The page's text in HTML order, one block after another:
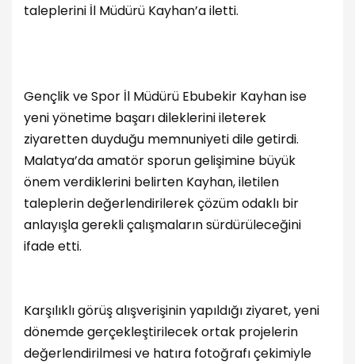
taleplerini İl Müdürü Kayhan’a iletti.
Gençlik ve Spor İl Müdürü Ebubekir Kayhan ise
yeni yönetime başarı dileklerini ileterek
ziyaretten duyduğu memnuniyeti dile getirdi.
Malatya’da amatör sporun gelişimine büyük
önem verdiklerini belirten Kayhan, iletilen
taleplerin değerlendirilerek çözüm odaklı bir
anlayışla gerekli çalışmaların sürdürüleceğini
ifade etti.
Karşılıklı görüş alışverişinin yapıldığı ziyaret, yeni
dönemde gerçekleştirilecek ortak projelerin
değerlendirilmesi ve hatıra fotoğrafı çekimiyle